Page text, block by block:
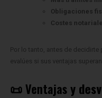
Obligaciones
Costes
Por lo tanto, antes de
evalúes si sus ventajas
📜 Ventajasy